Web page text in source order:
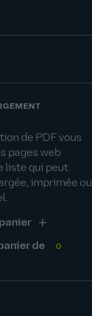
de PDF vous
pages web
liste qui peut
imprimée ou
de
0